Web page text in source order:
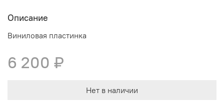
Описание
Виниловая пластинка
6 200 ₽
Нет в наличии